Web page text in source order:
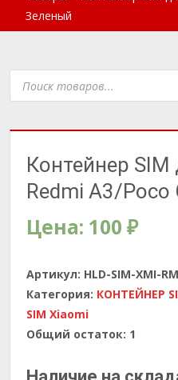
Зеленый
Поиск
товаров
Контейнер
Redmi A3/
Цена: 100 ₽
Артикул: HLD-SIM-XMI-
Категория: КОНТЕЙНЕР
SIM Xiaomi
Общий остаток: 1